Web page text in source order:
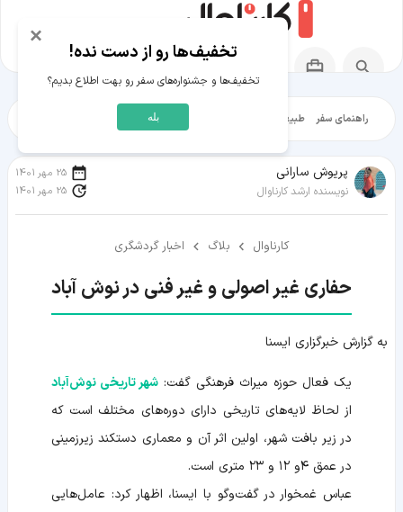
راهنمای سفر طبیعت‌گردی شهرگردی
پریوش سارانی
نویسنده ارشد کارناوال
25 مهر 1401
25 مهر 1401
کارناوال بلاگ اخبار گردشگری
حفاری غیر اصولی و غیر فنی در نوش آباد
به گزارش خبرگزاری ایسنا
یک فعال حوزه میراث فرهنگی گفت: شهر تاریخی نوش‌آباد
از لحاظ لایه‌های تاریخی دارای دوره‌های مختلف است که
در زیر بافت شهر، اولین اثر آن و معماری دستکند زیرزمینی
در عمق ۴و ۱۲ و ۲۳ متری است.
عباس غمخوار در گفت‌وگو با ایسنا، اظهار کرد: عامل‌هایی
×
تخفیف‌ها رو از دست نده!
تخفیف‌ها و جشنواره‌های سفر رو بهت اطلاع بدیم؟
بله